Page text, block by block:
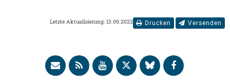
Drucken Versenden
Letzte Aktualisierung: 13.09.2022